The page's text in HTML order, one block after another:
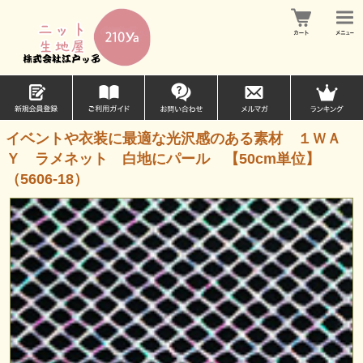
イベントや衣装に最適な光沢感のある素材 １ＷＡ
Ｙ ラメネット 白地にパール 【50cm単位】
（5606-18）